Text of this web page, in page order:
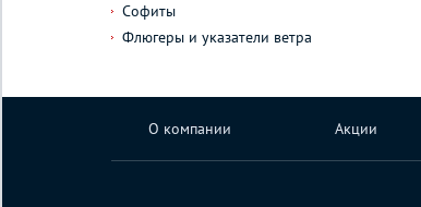
Софиты
Флюгеры и указатели ветра
О компании Акции